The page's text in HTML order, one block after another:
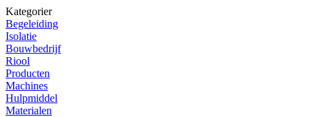
Kategorier
Begeleiding
Isolatie
Bouwbedrijf
Riool
Producten
Machines
Hulpmiddel
Materialen